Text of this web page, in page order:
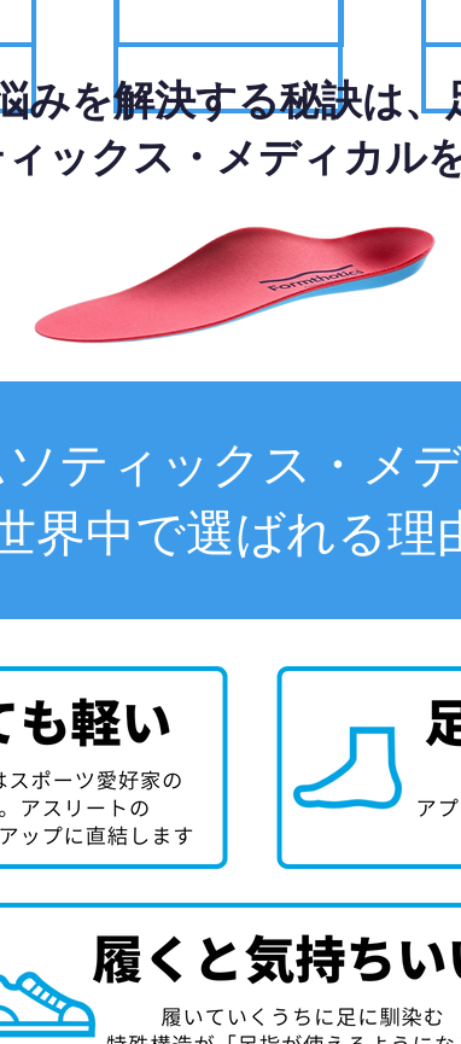
みを解決する秘訣は、
ックス・メディカル
ティックス・メ
界中で選ばれる理